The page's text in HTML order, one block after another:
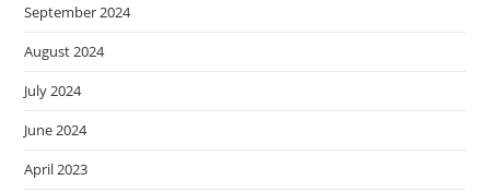
September 2024
August 2024
July 2024
June 2024
April 2023